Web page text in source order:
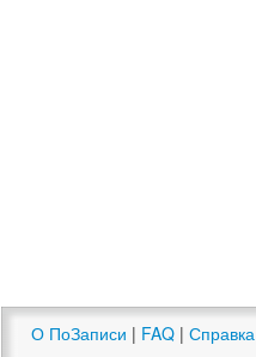
О ПоЗаписи | FAQ | Справка